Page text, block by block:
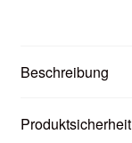
Beschreibung
Produktsicherheit